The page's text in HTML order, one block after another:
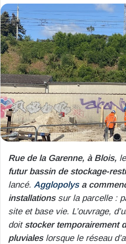
courriel
Rue de la Garenne, à Blois,
futur bassin de stockage-
lancé. Agglopolysa
installationssur la parcelle :
site et base vie. L’ouvrage,
doit stocker temporairement
pluvialeslorsque le réseau